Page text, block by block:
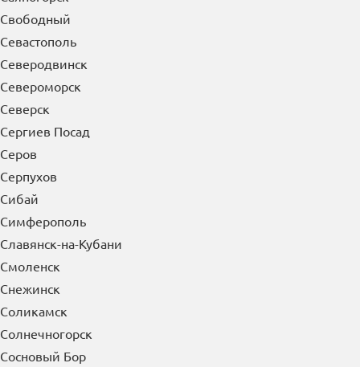
Саранск
Сарапул
Саратов
Саров
Саяногорск
Свободный
Севастополь
Северодвинск
Североморск
Северск
Сергиев Посад
Серов
Серпухов
Сибай
Симферополь
Славянск-на-Кубани